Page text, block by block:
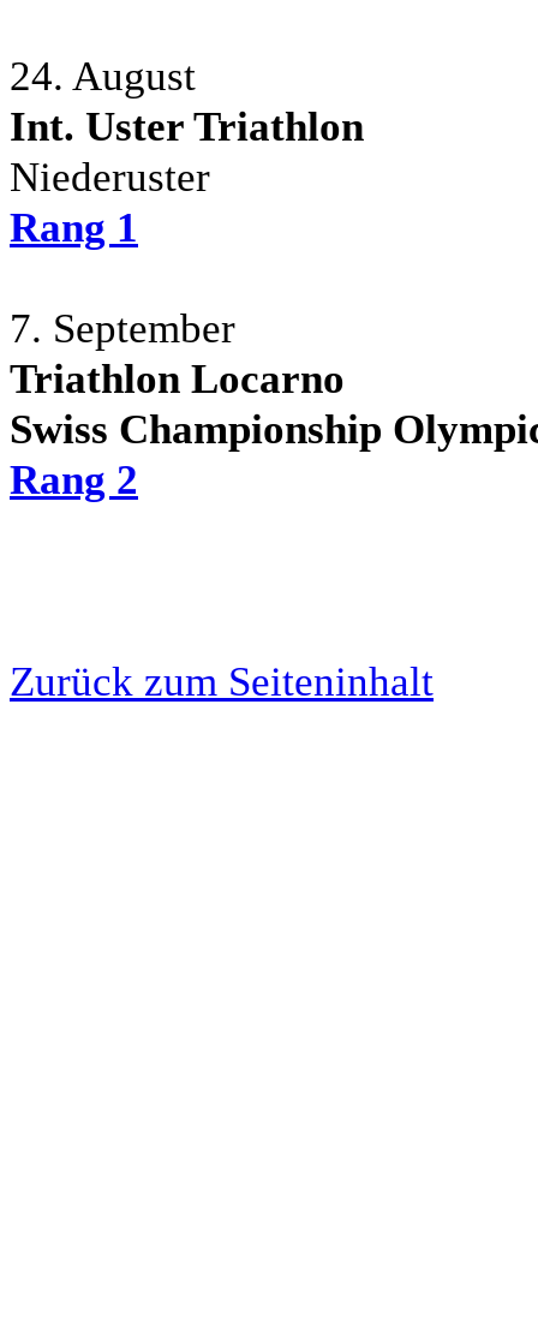
24. August
Int. Uster Triathlon
Niederuster
Rang 1
7. September
Triathlon Locarno
Swiss Championship
Rang 2
Zurück zum Seiteninhalt